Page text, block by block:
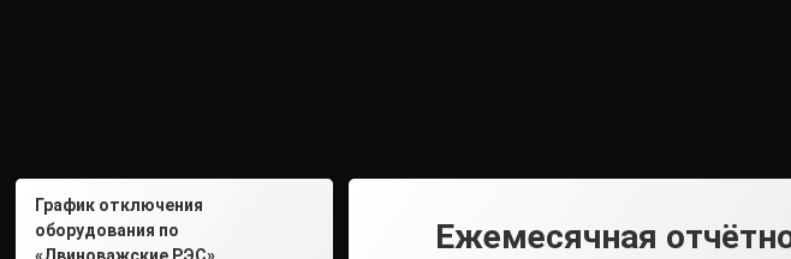
Ежемесячная
График отключения
оборудования по